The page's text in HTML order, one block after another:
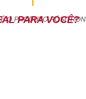
O PRODUTO PÓSITRON
PARA VOCÊ?